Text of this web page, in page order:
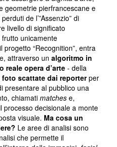
geometrie pierfrancescane e
de l’”Assenzio” di
livello di significato
unicamente
progetto “Recognition”, entra
attraverso un algoritmo in
reale opera d’arte - della
foto scattate dai reporterper
presentare al pubblico una
chiamati matches e,
processo decisionale a monte
visuale. Ma cosa un
Le aree di analisi sono
che permette il